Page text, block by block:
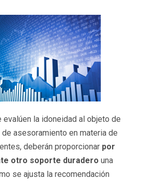
evalúen la idoneidad al objeto de
asesoramiento en materia de
deberán proporcionar por
otro soporte duradero una
se ajusta la recomendación